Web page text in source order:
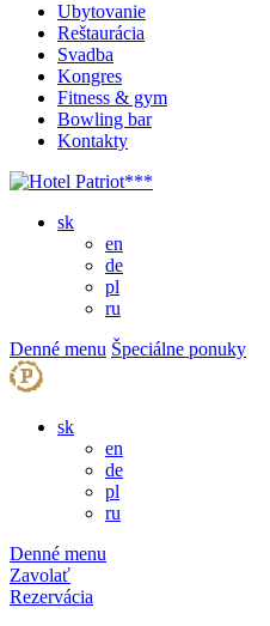
Ubytovanie
Reštaurácia
Svadba
Kongres
Fitness & gym
Bowling bar
Kontakty
sk
en
de
pl
ru
Denné menu Špeciálne ponuky
sk
en
de
pl
ru
Denné menu
Zavolať
Rezervácia